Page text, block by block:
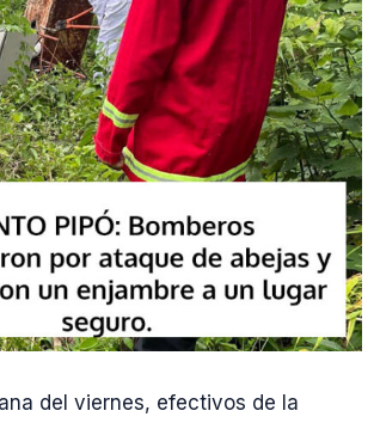
del viernes, efectivos de la